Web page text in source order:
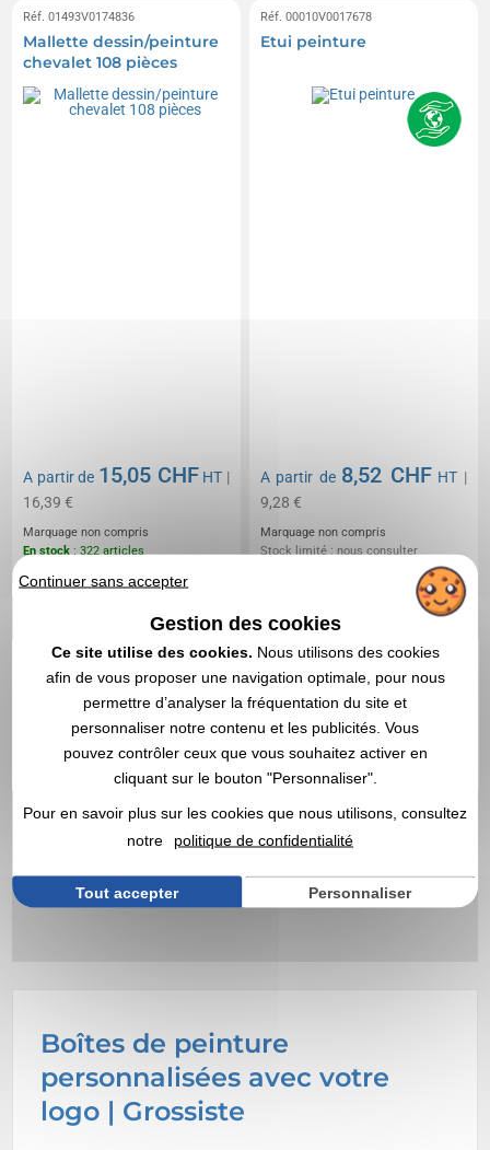
Boîtes de peinture
personnalisées avec votre
logo | Grossiste
Réf. 01493V0174836
Mallette dessin/peinture
chevalet 108 pièces
A partir de 15,05 CHF HT |
16,39 €
Marquage non compris
En stock : 322 articles
DEVIS EXPRESS
Réf. 00010V0017678
Etui peinture
A partir de 8,52 CHF HT |
9,28 €
Marquage non compris
Stock limité : nous consulter
1
Continuer sans accepter
Gestion des cookies
Ce site utilise des cookies. Nous utilisons des cookies
afin de vous proposer une navigation optimale, pour nous
permettre d’analyser la fréquentation du site et
personnaliser notre contenu et les publicités. Vous
pouvez contrôler ceux que vous souhaitez activer en
cliquant sur le bouton "Personnaliser".
Pour en savoir plus sur les cookies que nous utilisons, consultez
notre
politique de confidentialité
Tout accepter Personnaliser